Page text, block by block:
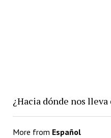
¿Hacia dónde nos
More from Español